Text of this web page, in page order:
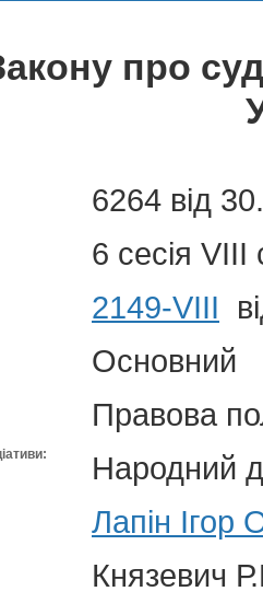
про
6264 від
6 сесія VIII
2149-VIII
Основний
Правова
Народний
Лапін Ігор
Князевич